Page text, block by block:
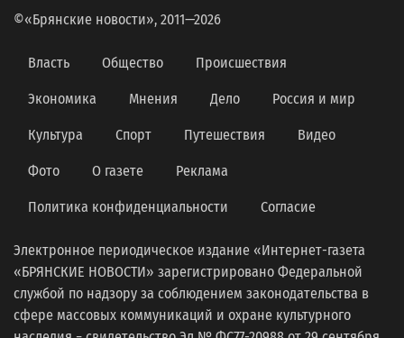
©«Брянские новости», 2011—2026
Власть Общество Происшествия
Экономика Мнения Дело Россия и мир
Культура Спорт Путешествия Видео
Фото О газете Реклама
Политика конфиденциальности Согласие
Электронное периодическое издание «Интернет-газета
«БРЯНСКИЕ НОВОСТИ» зарегистрировано Федеральной
службой по надзору за соблюдением законодательства в
сфере массовых коммуникаций и охране культурного